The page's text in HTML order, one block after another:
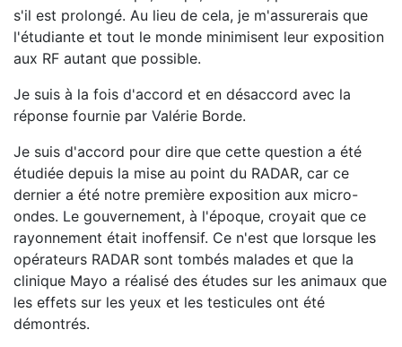
s'il est prolongé. Au lieu de cela, je m'assurerais que
l'étudiante et tout le monde minimisent leur exposition
aux RF autant que possible.
Je suis à la fois d'accord et en désaccord avec la
réponse fournie par Valérie Borde.
Je suis d'accord pour dire que cette question a été
étudiée depuis la mise au point du RADAR, car ce
dernier a été notre première exposition aux micro-
ondes. Le gouvernement, à l'époque, croyait que ce
rayonnement était inoffensif. Ce n'est que lorsque les
opérateurs RADAR sont tombés malades et que la
clinique Mayo a réalisé des études sur les animaux que
les effets sur les yeux et les testicules ont été
démontrés.